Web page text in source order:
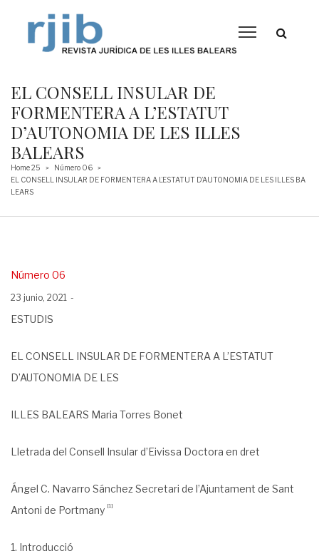
EL CONSELL INSULAR DE
FORMENTERA A L’ESTATUT
D’AUTONOMIA DE LES ILLES
BALEARS
Home 25 > Número 06 >
EL CONSELL INSULAR DE FORMENTERA A L’ESTATUT D’AUTONOMIA DE LES ILLES BA
LEARS
Posted
in
Número 06
Posted
23 junio, 2021
ESTUDIS
EL CONSELL INSULAR DE FORMENTERA A L’ESTATUT
D’AUTONOMIA DE LES
ILLES BALEARS Maria Torres Bonet
Lletrada del Consell Insular d’Eivissa Doctora en dret
Ángel C. Navarro Sánchez Secretari de l’Ajuntament de Sant
Antoni de Portmany [1]
Introducció